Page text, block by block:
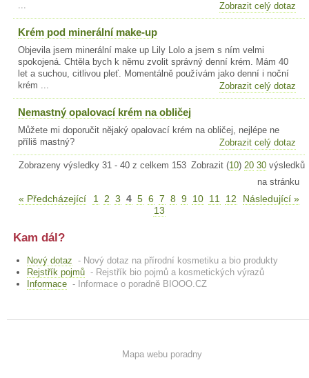
Zobrazit celý dotaz
Krém pod minerální make-up
Objevila jsem minerální make up Lily Lolo a jsem s ním velmi
spokojená. Chtěla bych k němu zvolit správný denní krém. Mám 40
let a suchou, citlivou pleť. Momentálně používám jako denní i noční
krém ...
Zobrazit celý dotaz
Nemastný opalovací krém na obličej
Můžete mi doporučit nějaký opalovací krém na obličej, nejlépe ne
příliš mastný?
Zobrazit celý dotaz
Zobrazeny výsledky 31 - 40 z celkem 153 Zobrazit (10) 20 30 výsledků
na stránku
« Předcházející Následující »
1 2 3 4 5 6 7 8 9 10 11
12
13
Kam dál?
Nový dotaz - Nový dotaz na přírodní kosmetiku a bio produkty
Rejstřík pojmů - Rejstřík bio pojmů a kosmetických výrazů
Informace - Informace o poradně BIOOO.CZ
Mapa webu poradny